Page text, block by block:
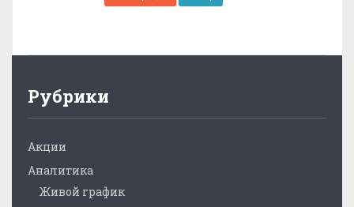
Рубрики
Акции
Аналитика
Живой график